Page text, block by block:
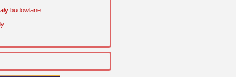
budowlane